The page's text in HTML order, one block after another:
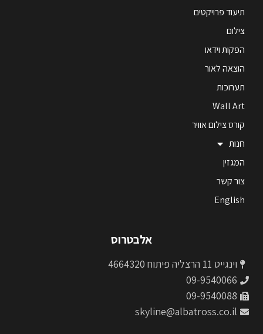
תיעוד פרויקטים
צילום
הפקות וידאו
הוצאה לאור
תערוכות
Wall Art
קורס צילום אוויר
חנות
המגזין
צור קשר
English
אלבטרוס
וינגייט 11 הרצליה פיתוח 4664320
09-9540066
09-9540088
skyline@albatross.co.il